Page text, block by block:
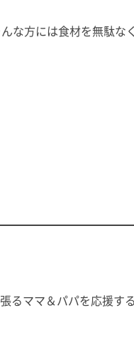
な方には食材を無駄な
るママ＆パパを応援す